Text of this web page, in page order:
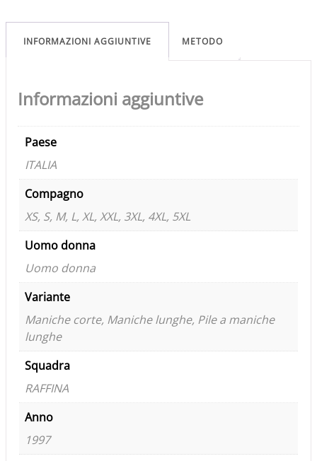
INFORMAZIONI AGGIUNTIVE METODO
Informazioni aggiuntive
Paese
ITALIA
Compagno
XS, S, M, L, XL, XXL, 3XL, 4XL, 5XL
Uomo donna
Uomo donna
Variante
Maniche corte, Maniche lunghe, Pile a maniche
lunghe
Squadra
RAFFINA
Anno
1997